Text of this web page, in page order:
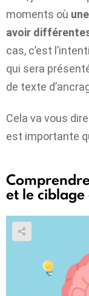
moments où
avoir
cas, c’est
qui sera
de texte
Cela va vous
est importante
et le ciblage